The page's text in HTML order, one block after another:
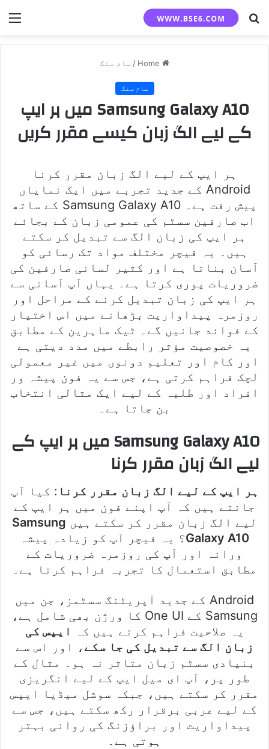
Search
/ سام سنگ
سام سنگ
Samsung Galaxy A10 میں ہر ایپ
کے لیے الگ زبان کیسے مقرر کریں
ہر ایپ کے لیے الگ زبان مقرر کرنا
Android کے جدید تجربے میں ایک نمایاں
پیش رفت ہے۔ Samsung Galaxy A10 کے ساتھ
اب صارفین سسٹم کی عمومی زبان کے بجائے
ہر ایپ کی زبان الگ سے تبدیل کر سکتے
ہیں۔ یہ فیچر مختلف مواد تک رسائی کو
آسان بناتا ہے اور کثیر لسانی صارفین کی
ضروریات پوری کرتا ہے۔ یہاں آپ آسانی سے
ہر ایپ کی زبان تبدیل کرنے کے مراحل اور
روزمرہ پیداواریت بڑھانے میں اس اختیار
کے فوائد جانیں گے۔ ٹیک ماہرین کے مطابق
یہ خصوصیت مؤثر رابطے میں مدد دیتی ہے
اور کام اور تعلیم دونوں میں غیر معمولی
لچک فراہم کرتی ہے، جس سے یہ فون پیشہ ور
افراد اور طلبہ کے لیے ایک مثالی انتخاب
بن جاتا ہے۔
Samsung Galaxy A10 میں ہر ایپ کے
لیے الگ زبان مقرر کرنا
ہر ایپ کے لیے الگ زبان مقرر کرنا : کیا آپ
جانتے ہیں کہ آپ اپنے فون میں ہر ایپ کے
لیے الگ زبان مقرر کر سکتے ہیں Samsung
Galaxy A10؟ یہ فیچر آپ کو زیادہ پیشہ
ورانہ اور آپ کی روزمرہ ضروریات کے
مطابق استعمال کا تجربہ فراہم کرتا ہے۔
Android کے جدید آپریٹنگ سسٹمز، جن میں
Samsung کے One UI کا ورژن بھی شامل ہے،
یہ صلاحیت فراہم کرتے ہیں کہ
ایپس کی
زبان الگ سے تبدیل کی جا سکے ، اور اس سے
بنیادی سسٹم زبان متاثر نہ ہو۔ مثال کے
طور پر، آپ ای میل ایپ کے لیے انگریزی
مقرر کر سکتے ہیں، جبکہ سوشل میڈیا ایپس
کے لیے عربی برقرار رکھ سکتے ہیں، جس سے
پیداواریت اور براؤزنگ کی روانی بہتر
ہوتی ہے۔